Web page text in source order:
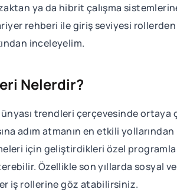
ya da hibrit çalışma
rehberi ile giriş seviyesi
inceleyelim.
Nelerdir?
trendleri çerçevesinde
adım atmanın en etkili
için geliştirdikleri özel
Özellikle son yıllarda sosyal
iş rollerine göz atabilirsiniz.